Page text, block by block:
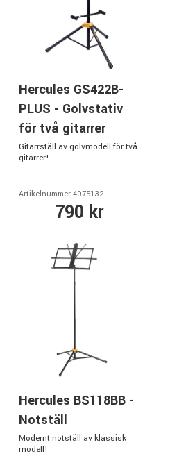
Hercules GS422B-
PLUS - Golvstativ
för två gitarrer
Gitarrställ av golvmodell för två
gitarrer!
Artikelnummer 4075132
790 kr
Hercules BS118BB -
Notställ
Modernt notställ av klassisk
modell!